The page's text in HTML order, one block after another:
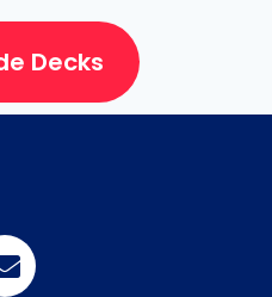
Decks